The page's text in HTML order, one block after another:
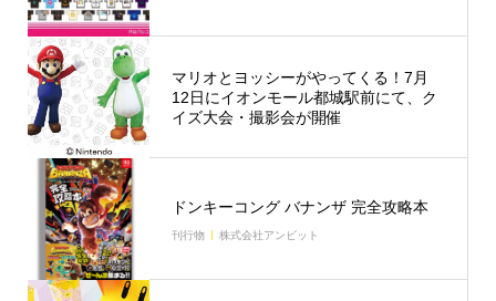
マリオとヨッシーがやってくる！7月
12日にイオンモール都城駅前にて、ク
イズ大会・撮影会が開催
ドンキーコング バナンザ 完全攻略本
刊行物 株式会社アンビット